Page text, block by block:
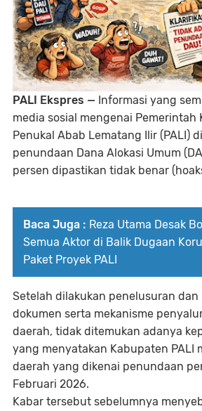
PALI Ekspres — Informasi yang
media sosial mengenai Pemerintah
Penukal Abab Lematang Ilir (PALI)
penundaan Dana Alokasi Umum
persen dipastikan tidak benar
Baca Juga : Reza Utama Desak
Semua Aktor di Balik Dugaan
Paket Proyek PALI
Setelah dilakukan penelusuran
dokumen serta mekanisme
daerah, tidak ditemukan adanya
yang menyatakan Kabupaten PALI
daerah yang dikenai penundaan
Februari 2026.
Kabar tersebut sebelumnya